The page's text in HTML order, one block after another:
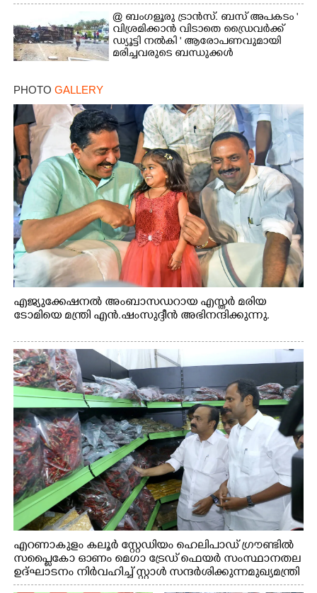
@ ബംഗളൂരു ട്രാൻസ്. ബസ് അപകടം '
വി​ശ്ര​മിക്കാൻ വിടാതെ ഡ്രൈ​വ​ർ​ക്ക്
ഡ്യൂട്ടി നൽകി ' ആരോപണവുമായി
മരിച്ചവരുടെ ബന്ധുക്കൾ
PHOTO GALLERY
എജ്യുക്കേഷനൽ അംബാസഡറായ എസ്തർ മരിയ
ടോമിയെ മന്ത്രി എൻ.ഷംസുദ്ദീൻ അഭിനന്ദിക്കുന്നു.
എറണാകുളം കലൂർ സ്റ്റേഡിയം ഹെലിപാഡ് ഗ്രൗണ്ടിൽ
സപ്ളൈകോ ഓണം മെഗാ ട്രേഡ് ഫെയർ സംസ്ഥാനതല
ഉദ്ഘാടനം നിർവഹിച്ച് സ്റ്റാൾ സന്ദർശിക്കുന്ന മുഖ്യമന്ത്രി
വി.ഡി. സതീശൻ. മന്ത്രി അനൂപ് ജേക്കബ് സമീപം